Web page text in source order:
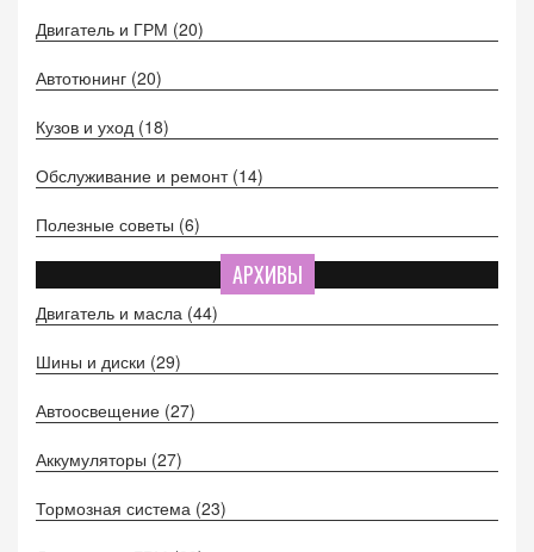
Двигатель и ГРМ (20)
Автотюнинг (20)
Кузов и уход (18)
Обслуживание и ремонт (14)
Полезные советы (6)
АРХИВЫ
Двигатель и масла (44)
Шины и диски (29)
Автоосвещение (27)
Аккумуляторы (27)
Тормозная система (23)